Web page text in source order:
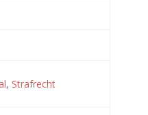
, Strafrecht